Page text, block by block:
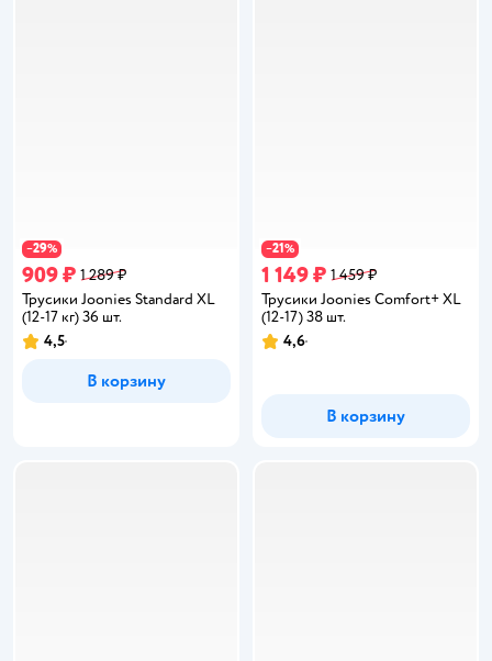
−29%
909 ₽ 1 289 ₽
Трусики Joonies Standard XL
(12-17 кг) 36 шт.
Рейтинг:
4,5
В корзину
−21%
1 149 ₽ 1 459 ₽
Трусики Joonies Comfort+ XL
(12-17) 38 шт.
Рейтинг:
4,6
В корзину